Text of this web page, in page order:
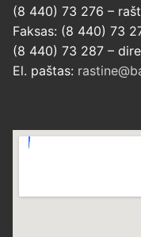
(8 440) 73 276 –
Faksas: (8 440) 73
(8 440) 73 287 –
El. paštas: